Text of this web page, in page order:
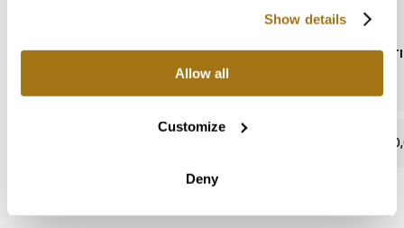
Show details
Allow all
Customize
Deny
TENEUR EN PLOMB